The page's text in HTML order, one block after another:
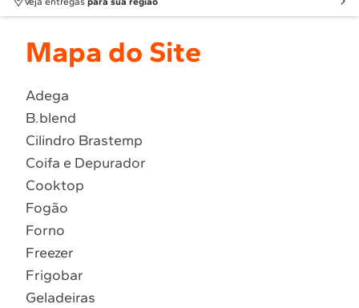
Atendimento Brastemp
1º Geladeira
2
Fogao
4 º Lava Louça
5 º Cooktop
6º Microondas Brastemp
7º Forno
8º Embutir
9º Lava Seca
Mapa do Site
Adega
B.blend
Cilindro Brastemp
Coifa e Depurador
Cooktop
Fogão
Forno
Freezer
Frigobar
Geladeiras